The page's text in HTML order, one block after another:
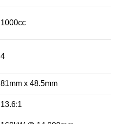
1000cc
4
81mm x 48.5mm
13.6:1